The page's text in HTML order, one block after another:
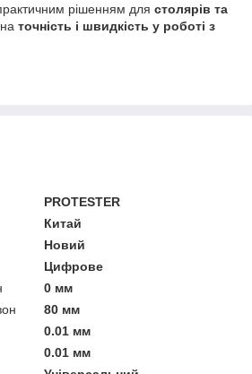
рішенням для столярів та
точність і швидкість у роботі з
PROTESTER
Китай
Новий
Цифрове
0 мм
80 мм
0.01 мм
0.01 мм